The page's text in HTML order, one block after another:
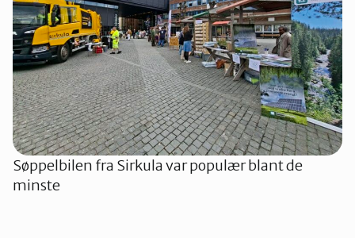
Søppelbilen fra Sirkula var populær blant de
minste